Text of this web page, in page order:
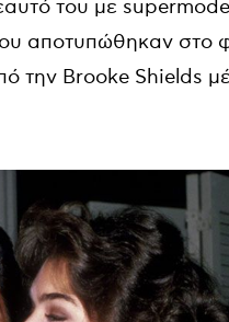
του με
αποτυπώθηκαν
την Brooke Shields